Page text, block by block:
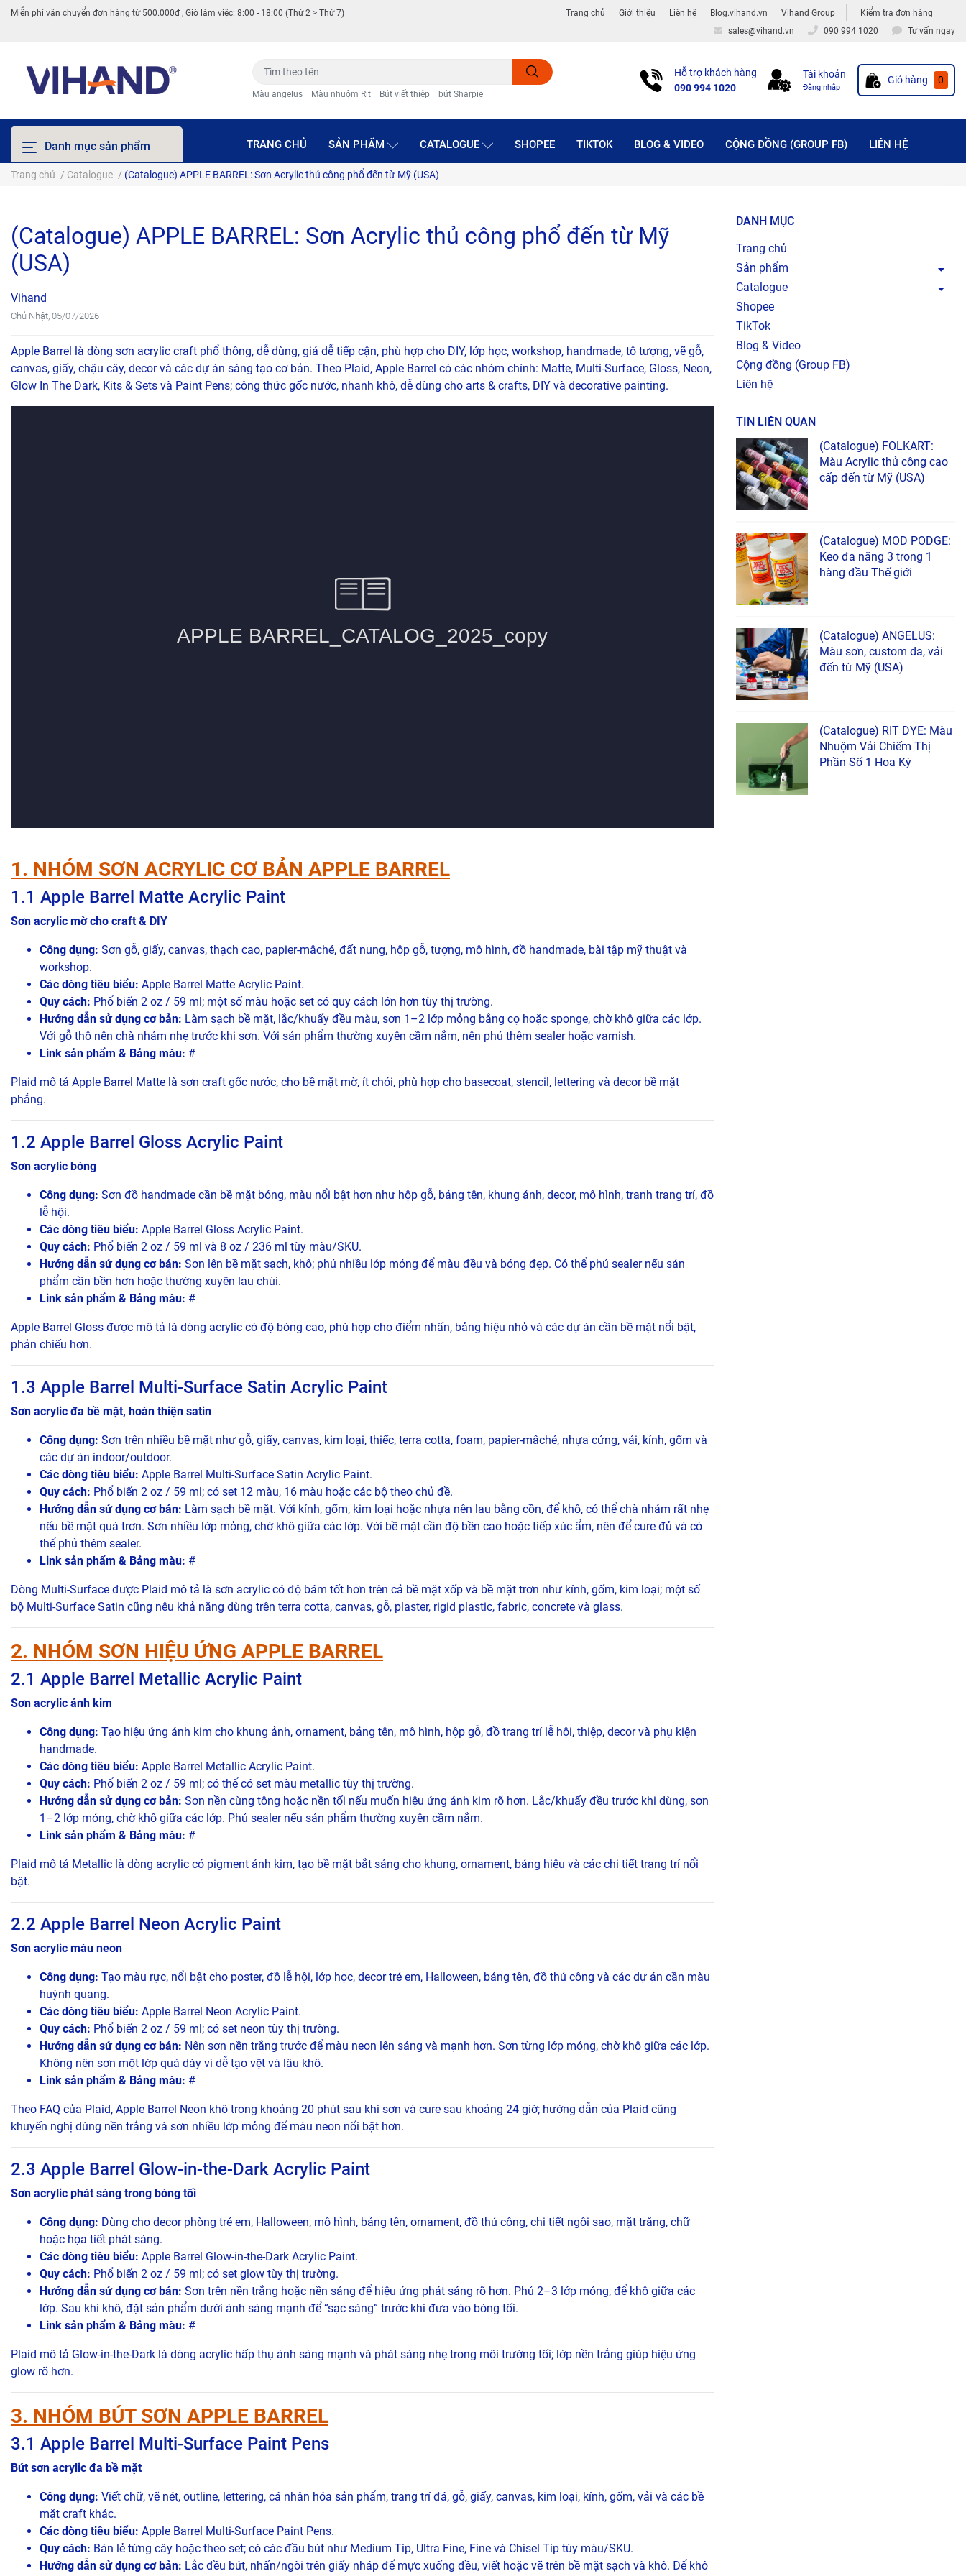
Miễn phí vận chuyển đơn hàng từ 500.000đ , Giờ làm việc: 8:00 - 18:00 (Thứ 2 > Thứ 7) Trang chủ Giới thiệu Liên hệ Blog.vihand.vn Vihand Group
Kiểm tra đơn hàng
sales@vihand.vn
090 994 1020 Tư vấn ngay
Màu angelus Màu nhuộm Rit Bút viết thiệp bút Sharpie
Hỗ trợ khách hàng
090 994 1020
Tài khoản
Đăng nhập
Giỏ hàng 0
Danh mục sản phẩm TRANG CHỦ SẢN PHẨM CATALOGUE SHOPEE TIKTOK BLOG & VIDEO CỘNG ĐỒNG (GROUP FB) LIÊN HỆ
Trang chủ / Catalogue / (Catalogue) APPLE BARREL: Sơn Acrylic thủ công phổ đến từ Mỹ (USA)
(Catalogue) APPLE BARREL: Sơn Acrylic thủ công phổ đến từ Mỹ
(USA)
Vihand
Chủ Nhật, 05/07/2026
Apple Barrel là dòng sơn acrylic craft phổ thông, dễ dùng, giá dễ tiếp cận, phù hợp cho DIY, lớp học, workshop, handmade, tô tượng, vẽ gỗ,
canvas, giấy, chậu cây, decor và các dự án sáng tạo cơ bản. Theo Plaid, Apple Barrel có các nhóm chính: Matte, Multi-Surface, Gloss, Neon,
Glow In The Dark, Kits & Sets và Paint Pens; công thức gốc nước, nhanh khô, dễ dùng cho arts & crafts, DIY và decorative painting.
1. NHÓM SƠN ACRYLIC CƠ BẢN APPLE BARREL
1.1 Apple Barrel Matte Acrylic Paint
Sơn acrylic mờ cho craft & DIY
Công dụng: Sơn gỗ, giấy, canvas, thạch cao, papier-mâché, đất nung, hộp gỗ, tượng, mô hình, đồ handmade, bài tập mỹ thuật và
workshop.
Các dòng tiêu biểu: Apple Barrel Matte Acrylic Paint.
Quy cách: Phổ biến 2 oz / 59 ml; một số màu hoặc set có quy cách lớn hơn tùy thị trường.
Hướng dẫn sử dụng cơ bản: Làm sạch bề mặt, lắc/khuấy đều màu, sơn 1–2 lớp mỏng bằng cọ hoặc sponge, chờ khô giữa các lớp.
Với gỗ thô nên chà nhám nhẹ trước khi sơn. Với sản phẩm thường xuyên cầm nắm, nên phủ thêm sealer hoặc varnish.
Link sản phẩm & Bảng màu: #
Plaid mô tả Apple Barrel Matte là sơn craft gốc nước, cho bề mặt mờ, ít chói, phù hợp cho basecoat, stencil, lettering và decor bề mặt
phẳng.
1.2 Apple Barrel Gloss Acrylic Paint
Sơn acrylic bóng
Công dụng: Sơn đồ handmade cần bề mặt bóng, màu nổi bật hơn như hộp gỗ, bảng tên, khung ảnh, decor, mô hình, tranh trang trí, đồ
lễ hội.
Các dòng tiêu biểu: Apple Barrel Gloss Acrylic Paint.
Quy cách: Phổ biến 2 oz / 59 ml và 8 oz / 236 ml tùy màu/SKU.
Hướng dẫn sử dụng cơ bản: Sơn lên bề mặt sạch, khô; phủ nhiều lớp mỏng để màu đều và bóng đẹp. Có thể phủ sealer nếu sản
phẩm cần bền hơn hoặc thường xuyên lau chùi.
Link sản phẩm & Bảng màu: #
Apple Barrel Gloss được mô tả là dòng acrylic có độ bóng cao, phù hợp cho điểm nhấn, bảng hiệu nhỏ và các dự án cần bề mặt nổi bật,
phản chiếu hơn.
1.3 Apple Barrel Multi-Surface Satin Acrylic Paint
Sơn acrylic đa bề mặt, hoàn thiện satin
Công dụng: Sơn trên nhiều bề mặt như gỗ, giấy, canvas, kim loại, thiếc, terra cotta, foam, papier-mâché, nhựa cứng, vải, kính, gốm và
các dự án indoor/outdoor.
Các dòng tiêu biểu: Apple Barrel Multi-Surface Satin Acrylic Paint.
Quy cách: Phổ biến 2 oz / 59 ml; có set 12 màu, 16 màu hoặc các bộ theo chủ đề.
Hướng dẫn sử dụng cơ bản: Làm sạch bề mặt. Với kính, gốm, kim loại hoặc nhựa nên lau bằng cồn, để khô, có thể chà nhám rất nhẹ
nếu bề mặt quá trơn. Sơn nhiều lớp mỏng, chờ khô giữa các lớp. Với bề mặt cần độ bền cao hoặc tiếp xúc ẩm, nên để cure đủ và có
thể phủ thêm sealer.
Link sản phẩm & Bảng màu: #
Dòng Multi-Surface được Plaid mô tả là sơn acrylic có độ bám tốt hơn trên cả bề mặt xốp và bề mặt trơn như kính, gốm, kim loại; một số
bộ Multi-Surface Satin cũng nêu khả năng dùng trên terra cotta, canvas, gỗ, plaster, rigid plastic, fabric, concrete và glass.
2. NHÓM SƠN HIỆU ỨNG APPLE BARREL
2.1 Apple Barrel Metallic Acrylic Paint
Sơn acrylic ánh kim
Công dụng: Tạo hiệu ứng ánh kim cho khung ảnh, ornament, bảng tên, mô hình, hộp gỗ, đồ trang trí lễ hội, thiệp, decor và phụ kiện
handmade.
Các dòng tiêu biểu: Apple Barrel Metallic Acrylic Paint.
Quy cách: Phổ biến 2 oz / 59 ml; có thể có set màu metallic tùy thị trường.
Hướng dẫn sử dụng cơ bản: Sơn nền cùng tông hoặc nền tối nếu muốn hiệu ứng ánh kim rõ hơn. Lắc/khuấy đều trước khi dùng, sơn
1–2 lớp mỏng, chờ khô giữa các lớp. Phủ sealer nếu sản phẩm thường xuyên cầm nắm.
Link sản phẩm & Bảng màu: #
Plaid mô tả Metallic là dòng acrylic có pigment ánh kim, tạo bề mặt bắt sáng cho khung, ornament, bảng hiệu và các chi tiết trang trí nổi
bật.
2.2 Apple Barrel Neon Acrylic Paint
Sơn acrylic màu neon
Công dụng: Tạo màu rực, nổi bật cho poster, đồ lễ hội, lớp học, decor trẻ em, Halloween, bảng tên, đồ thủ công và các dự án cần màu
huỳnh quang.
Các dòng tiêu biểu: Apple Barrel Neon Acrylic Paint.
Quy cách: Phổ biến 2 oz / 59 ml; có set neon tùy thị trường.
Hướng dẫn sử dụng cơ bản: Nên sơn nền trắng trước để màu neon lên sáng và mạnh hơn. Sơn từng lớp mỏng, chờ khô giữa các lớp.
Không nên sơn một lớp quá dày vì dễ tạo vệt và lâu khô.
Link sản phẩm & Bảng màu: #
Theo FAQ của Plaid, Apple Barrel Neon khô trong khoảng 20 phút sau khi sơn và cure sau khoảng 24 giờ; hướng dẫn của Plaid cũng
khuyến nghị dùng nền trắng và sơn nhiều lớp mỏng để màu neon nổi bật hơn.
2.3 Apple Barrel Glow-in-the-Dark Acrylic Paint
Sơn acrylic phát sáng trong bóng tối
Công dụng: Dùng cho decor phòng trẻ em, Halloween, mô hình, bảng tên, ornament, đồ thủ công, chi tiết ngôi sao, mặt trăng, chữ
hoặc họa tiết phát sáng.
Các dòng tiêu biểu: Apple Barrel Glow-in-the-Dark Acrylic Paint.
Quy cách: Phổ biến 2 oz / 59 ml; có set glow tùy thị trường.
Hướng dẫn sử dụng cơ bản: Sơn trên nền trắng hoặc nền sáng để hiệu ứng phát sáng rõ hơn. Phủ 2–3 lớp mỏng, để khô giữa các
lớp. Sau khi khô, đặt sản phẩm dưới ánh sáng mạnh để “sạc sáng” trước khi đưa vào bóng tối.
Link sản phẩm & Bảng màu: #
Plaid mô tả Glow-in-the-Dark là dòng acrylic hấp thụ ánh sáng mạnh và phát sáng nhẹ trong môi trường tối; lớp nền trắng giúp hiệu ứng
glow rõ hơn.
3. NHÓM BÚT SƠN APPLE BARREL
3.1 Apple Barrel Multi-Surface Paint Pens
Bút sơn acrylic đa bề mặt
Công dụng: Viết chữ, vẽ nét, outline, lettering, cá nhân hóa sản phẩm, trang trí đá, gỗ, giấy, canvas, kim loại, kính, gốm, vải và các bề
mặt craft khác.
Các dòng tiêu biểu: Apple Barrel Multi-Surface Paint Pens.
Quy cách: Bán lẻ từng cây hoặc theo set; có các đầu bút như Medium Tip, Ultra Fine, Fine và Chisel Tip tùy màu/SKU.
Hướng dẫn sử dụng cơ bản: Lắc đều bút, nhấn/ngòi trên giấy nháp để mực xuống đều, viết hoặc vẽ trên bề mặt sạch và khô. Để khô
DANH MỤC
Trang chủ
Sản phẩm
Catalogue
Shopee
TikTok
Blog & Video
Cộng đồng (Group FB)
Liên hệ
TIN LIÊN QUAN
(Catalogue) FOLKART:
Màu Acrylic thủ công cao
cấp đến từ Mỹ (USA)
(Catalogue) MOD PODGE:
Keo đa năng 3 trong 1
hàng đầu Thế giới
(Catalogue) ANGELUS:
Màu sơn, custom da, vải
đến từ Mỹ (USA)
(Catalogue) RIT DYE: Màu
Nhuộm Vải Chiếm Thị
Phần Số 1 Hoa Kỳ